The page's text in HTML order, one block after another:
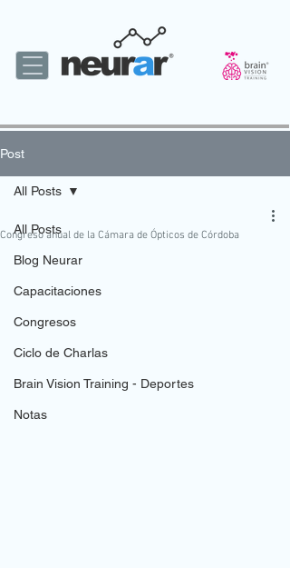
Post
All Posts
Blog Neurar
Capacitaciones
Congresos
Ciclo de Charlas
Brain Vision Training - Deportes
Notas
All Posts
Congreso anual de la Cámara de Ópticos de Córdoba